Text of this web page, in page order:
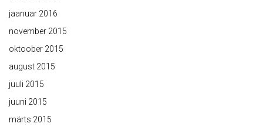
jaanuar 2016
november 2015
oktoober 2015
august 2015
juuli 2015
juuni 2015
märts 2015